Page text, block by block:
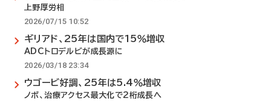
上野厚労相
2026/07/15 10:52
ギリアド、25年は国内で15％増収
ADCトロデルビが成長源に
2026/03/18 23:34
ウゴービ好調、25年は5.4％増収
ノボ、治療アクセス最大化で2桁成長へ